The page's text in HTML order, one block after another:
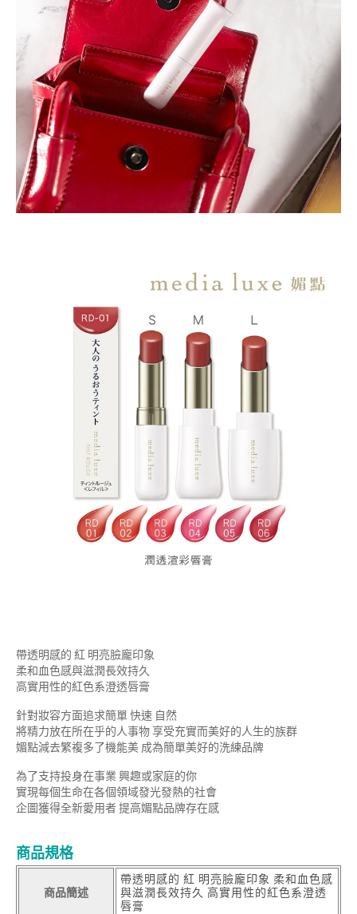
帶透明感的 紅 明亮臉龐印象
柔和血色感與滋潤長效持久
高實用性的紅色系澄透唇膏
針對妝容方面追求簡單 快速 自然
將精力放在所在乎的人事物 享受充實而美好的人生的族群
媚點減去繁複多了機能美 成為簡單美好的洗練品牌
為了支持投身在事業 興趣或家庭的你
實現每個生命在各個領域發光發熱的社會
企圖獲得全新愛用者 提高媚點品牌存在感
商品規格
商品簡述
帶透明感的 紅 明亮臉龐印象 柔和血色感
與滋潤長效持久 高實用性的紅色系澄透
唇膏